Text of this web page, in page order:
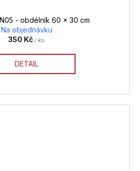
- obdélník 60 x 30 cm
Na objednávku
350 Kč / ks
DETAIL